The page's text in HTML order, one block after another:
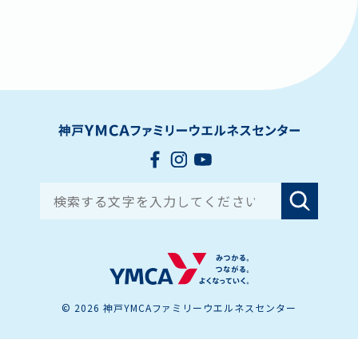
© 2026 神戸YMCAファミリーウエルネスセンター